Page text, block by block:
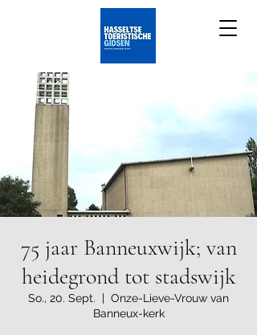
75 jaar Banneuxwijk; van
heidegrond tot stadswijk
So., 20. Sept.
  |
Onze-Lieve-Vrouw van
Banneux-kerk